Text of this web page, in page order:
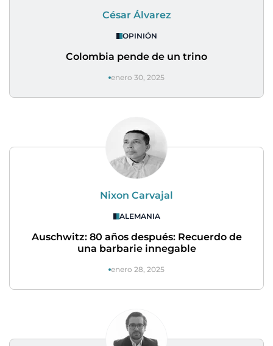
César Álvarez
OPINIÓN
Colombia pende de un trino
enero 30, 2025
Nixon Carvajal
ALEMANIA
Auschwitz: 80 años después: Recuerdo de
una barbarie innegable
enero 28, 2025